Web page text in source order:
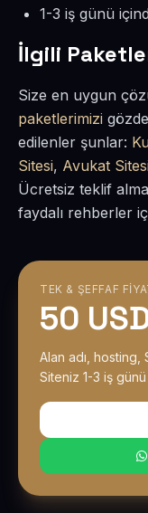
1-3 iş günü
İlgili
Size en uygun
paketlerimizi
edilenler şunlar:
Sitesi, Avukat
Ücretsiz teklif
faydalı rehberler
TEK & ŞEFFAF
50
Alan adı, hosting,
Siteniz 1-3 iş